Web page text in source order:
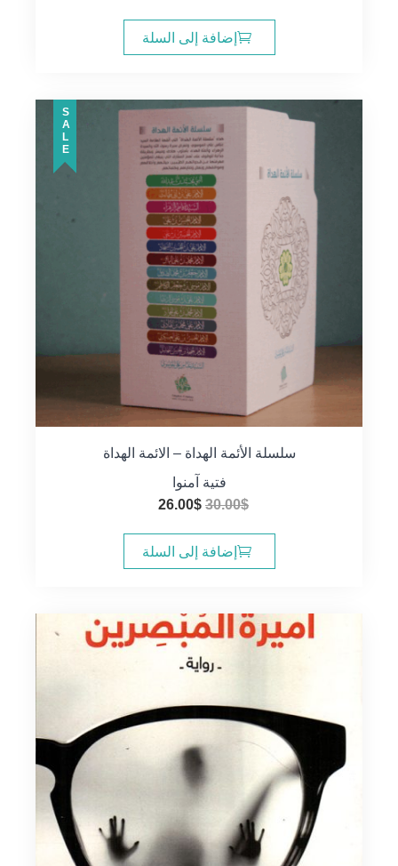
إضافة إلى السلة
SALE
سلسلة الأئمة الهداة – الائمة الهداة
فتية آمنوا
30.00$
السعر
هو:
30.00$.
26.00$
هو:
26.00$.
إضافة إلى السلة